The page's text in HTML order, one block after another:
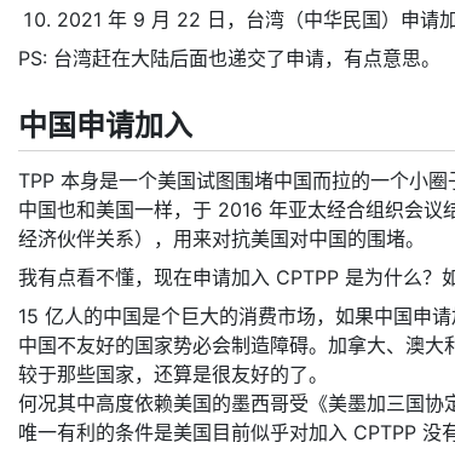
2021 年 9 月 22 日，台湾（中华民国）申请加
PS: 台湾赶在大陆后面也递交了申请，有点意思。
中国申请加入
TPP 本身是一个美国试图围堵中国而拉的一个小圈
中国也和美国一样，于 2016 年亚太经合组织会
经济伙伴关系），用来对抗美国对中国的围堵。
我有点看不懂，现在申请加入 CPTPP 是为什么？
15 亿人的中国是个巨大的消费市场，如果中国申
中国不友好的国家势必会制造障碍。加拿大、澳
较于那些国家，还算是很友好的了。
何况其中高度依赖美国的墨西哥受《美墨加三国协
唯一有利的条件是美国目前似乎对加入 CPTPP 没